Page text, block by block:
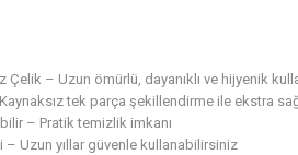
Çelik – Uzun ömürlü, dayanıklı ve hijyenik
tek parça şekillendirme ile ekstra
– Pratik temizlik imkanı
– Uzun yıllar güvenle kullanabilirsiniz